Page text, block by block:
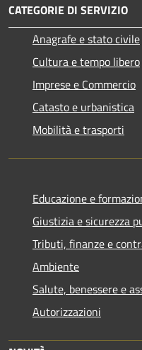
CATEGORIE DI SERVIZIO
Anagrafe e stato civile
Cultura e tempo libero
Imprese e Commercio
Catasto e urbanistica
Mobilità e trasporti
Educazione e
Giustizia e sicurezza
Tributi, finanze e
Ambiente
Salute, benessere e
Autorizzazioni